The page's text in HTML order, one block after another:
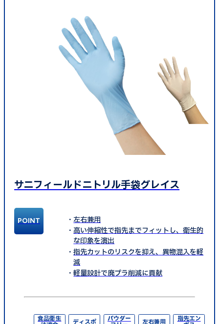
サニフィールドニトリル手袋グレイス
左右兼用
高い伸縮性で指先までフィットし、衛生的
な印象を演出
指先カットのリスクを抑え、異物混入を軽
減
軽量設計で廃プラ削減に貢献
食品衛生 ディスポ パウダー 左右兼用 指先エン